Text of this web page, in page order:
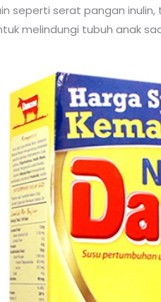
seperti serat pangan inulin,
melindungi tubuh anak